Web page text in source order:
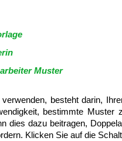
Muster
besteht darin,
bestimmte Muster
dies dazu beitragen,
Klicken Sie auf die